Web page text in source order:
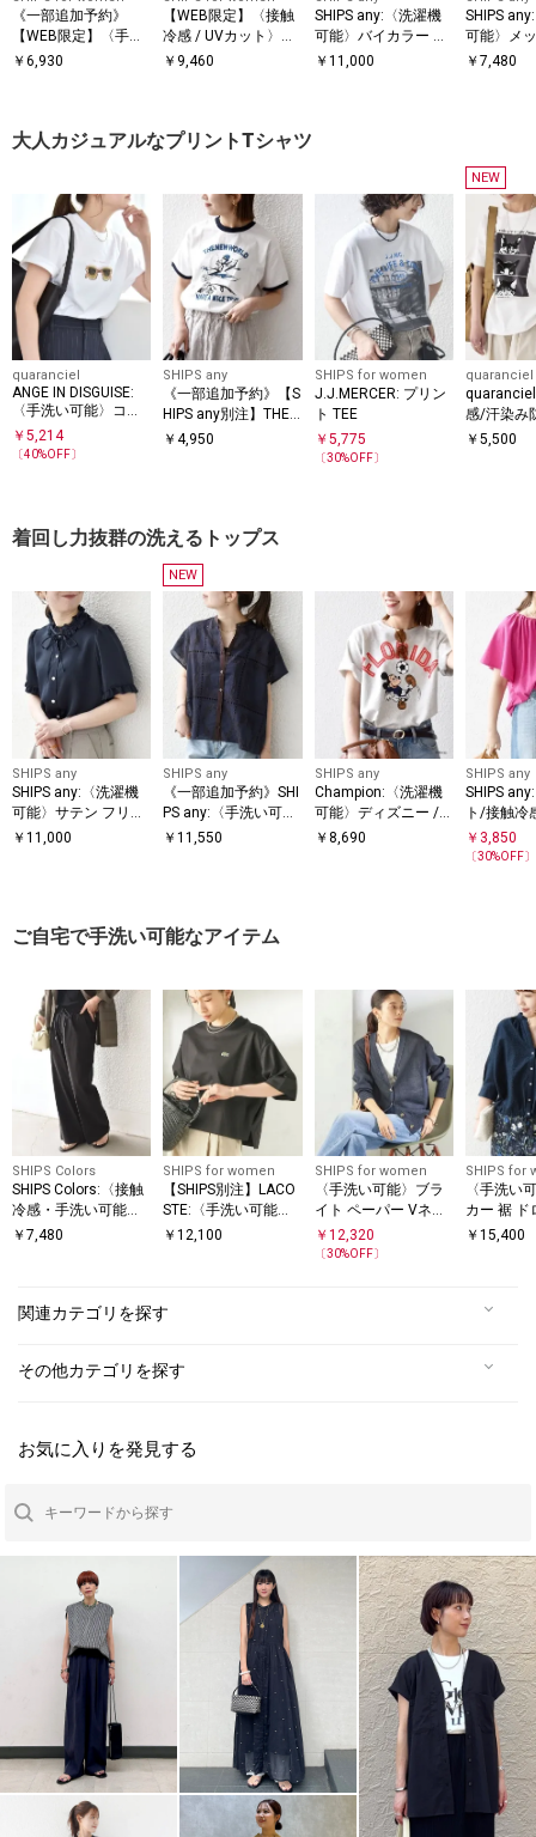
《一部追加予約》
【WEB限定】〈手洗
い可能〉アイレット
￥ 6,930
【WEB限定】〈接触
冷感 / UVカット〉シ
アー オーガンジー コ
￥ 9,460
SHIPS any:〈洗濯機
可能〉バイカラー シ
ョートスリーブ プル
￥ 11,000
SHIPS
可能〉メ
ー ハンカ
￥7,480
大人カジュアルなプリントTシャツ
quaranciel
ANGE IN DISGUISE:
〈手洗い可能〉コッ
トン フォト & ロゴ T
EE 26SS
￥ 5,214
〔40%OFF〕
SHIPS any
《一部追加予約》【S
HIPS any別注】THE K
NiTS:〈洗濯機可能〉
￥4,950
SHIPS for women
J.J.MERCER: プリン
ト TEE
￥ 5,775
〔30%OFF〕
NEW
quaranciel
感/汗染み
洗濯機可
￥5,500
着回し力抜群の洗えるトップス
SHIPS any
SHIPS any:〈洗濯機
可能〉サテン フリル
カラー リボン ショー
￥ 11,000
NEW
SHIPS any
《一部追加予約》SHI
PS any:〈手洗い可
能〉エンブロイダリ
￥11,550
SHIPS any
Champion:〈洗濯機
可能〉ディズニー /
グラフィック ロゴ シ
￥ 8,690
SHIPS any
SHIPS
ト/接触冷
乾/洗濯機
コットン
￥ 3,850
〔30%OFF〕
ご自宅で手洗い可能なアイテム
SHIPS Colors
SHIPS Colors:〈接触
冷感・手洗い可能〉
クールタッチ ベイカ
￥ 7,480
SHIPS for women
【SHIPS別注】LACO
STE:〈手洗い可能〉
五分袖 TEE
￥12,100
SHIPS for women
〈手洗い可能〉ブラ
イト ペーパー Vネッ
ク ニット カーディガ
ン
￥ 12,320
〔30%OFF〕
SHIPS for
〈手洗い
カー 裾 ド
タル ボタ
￥15,400
関連カテゴリを探す
その他カテゴリを探す
お気に入りを発見する